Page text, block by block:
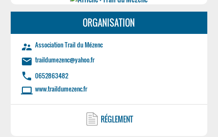
ORGANISATION
supervisor_account Association Trail du Mézenc
email traildumezenc@yahoo.fr
phone 0652863482
laptop www.traildumezenc.fr
RÉGLEMENT